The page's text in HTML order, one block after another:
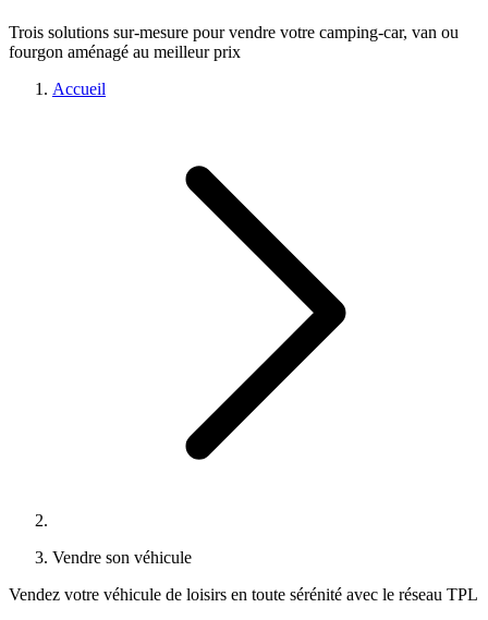
Trois solutions sur-mesure pour vendre votre camping-car, van ou
fourgon aménagé au meilleur prix
Accueil
Vendre son véhicule
Vendez votre véhicule de loisirs en toute sérénité avec le réseau TPL